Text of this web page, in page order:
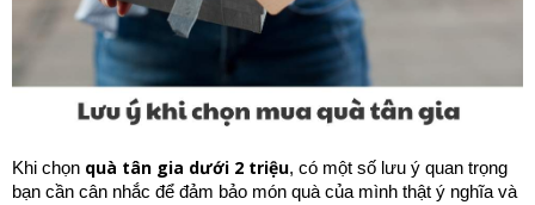
Khi chọn quà tân gia dưới 2 triệu, có một số lưu ý quan trọng
bạn cần cân nhắc để đảm bảo món quà của mình thật ý nghĩa và